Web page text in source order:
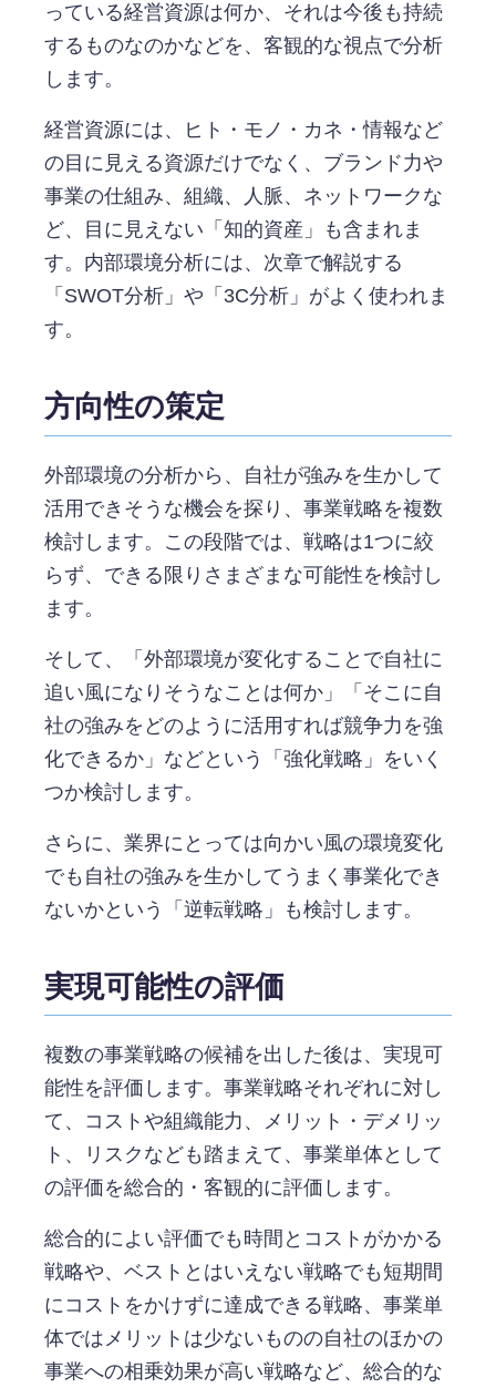
っている経営資源は何か、それは今後も持続
するものなのかなどを、客観的な視点で分析
します。
経営資源には、ヒト・モノ・カネ・情報など
の目に見える資源だけでなく、ブランド力や
事業の仕組み、組織、人脈、ネットワークな
ど、目に見えない「知的資産」も含まれま
す。内部環境分析には、次章で解説する
「SWOT分析」や「3C分析」がよく使われま
す。
方向性の策定
外部環境の分析から、自社が強みを生かして
活用できそうな機会を探り、事業戦略を複数
検討します。この段階では、戦略は1つに絞
らず、できる限りさまざまな可能性を検討し
ます。
そして、「外部環境が変化することで自社に
追い風になりそうなことは何か」「そこに自
社の強みをどのように活用すれば競争力を強
化できるか」などという「強化戦略」をいく
つか検討します。
さらに、業界にとっては向かい風の環境変化
でも自社の強みを生かしてうまく事業化でき
ないかという「逆転戦略」も検討します。
実現可能性の評価
複数の事業戦略の候補を出した後は、実現可
能性を評価します。事業戦略それぞれに対し
て、コストや組織能力、メリット・デメリッ
ト、リスクなども踏まえて、事業単体として
の評価を総合的・客観的に評価します。
総合的によい評価でも時間とコストがかかる
戦略や、ベストとはいえない戦略でも短期間
にコストをかけずに達成できる戦略、事業単
体ではメリットは少ないものの自社のほかの
事業への相乗効果が高い戦略など、総合的な